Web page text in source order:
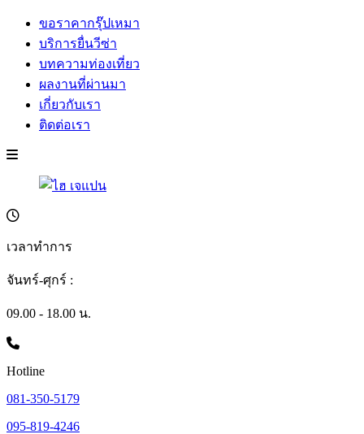
ขอราคากรุ๊ปเหมา
บริการยื่นวีซ่า
บทความท่องเที่ยว
ผลงานที่ผ่านมา
เกี่ยวกับเรา
ติดต่อเรา
เวลาทำการ
จันทร์-ศุกร์ :
09.00 - 18.00 น.
Hotline
081-350-5179
095-819-4246